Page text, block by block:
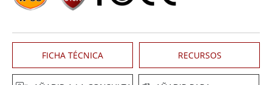
FICHA TÉCNICA RECURSOS